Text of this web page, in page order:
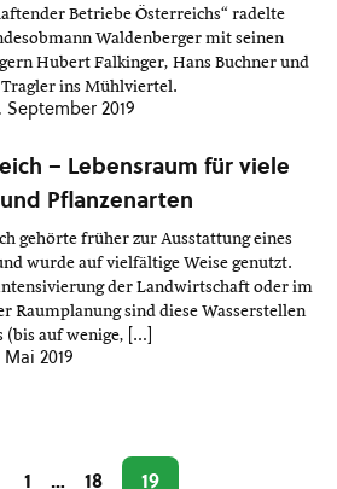
Betriebe Österreichs“ radelte
Waldenberger mit seinen
Hubert Falkinger, Hans Buchner und
ins Mühlviertel.
September 2019
– Lebensraum für viele
Pflanzenarten
gehörte früher zur Ausstattung eines
wurde auf vielfältige Weise genutzt.
der Landwirtschaft oder im
Raumplanung sind diese Wasserstellen
(bis auf wenige, […]
Mai 2019
1 … 18 19